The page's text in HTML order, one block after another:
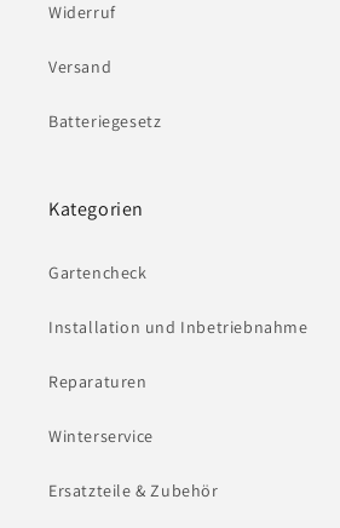
Widerruf
Versand
Batteriegesetz
Kategorien
Gartencheck
Installation und Inbetriebnahme
Reparaturen
Winterservice
Ersatzteile & Zubehör